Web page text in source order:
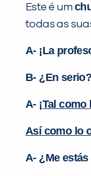
Este é um
todas as
A- ¡La
B- ¿En serio?
A- ¡Tal como
Así como lo
A- ¿Me